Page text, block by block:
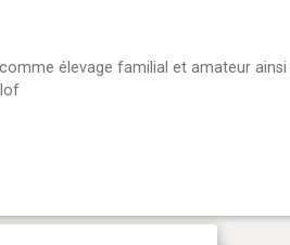
élevage familial et amateur